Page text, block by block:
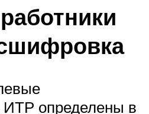
ИТР определены в